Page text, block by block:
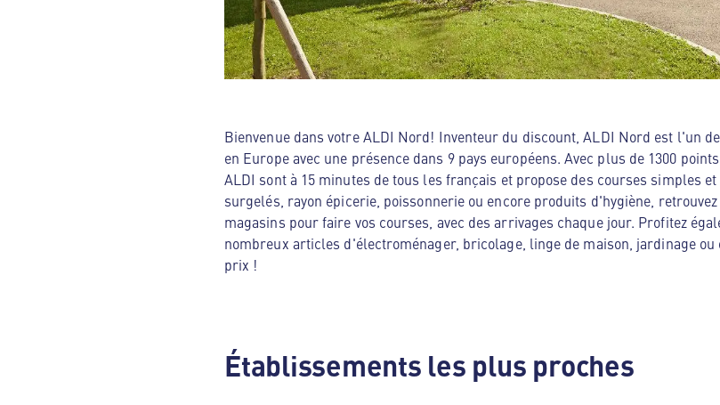
Bienvenue dans votre ALDI Nord! Inventeur du discount, ALDI Nord est l'un
en Europe avec une présence dans 9 pays européens. Avec plus de 1300
ALDI sont à 15 minutes de tous les français et propose des courses simples
surgelés, rayon épicerie, poissonnerie ou encore produits d'hygiène,
magasins pour faire vos courses, avec des arrivages chaque jour. Profitez
nombreux articles d'électroménager, bricolage, linge de maison, jardinage
prix !
Établissements les plus proches